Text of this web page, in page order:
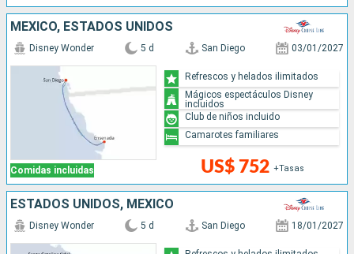
MÉXICO, ESTADOS UNIDOS
Comidas incluidas
Disney Wonder 5 d San Diego 03/01/2027
US$ 752 +Tasas
Refrescos y helados ilimitados
Mágicos espectáculos Disney
incluidos
Club de niños incluido
Camarotes familiares
ESTADOS UNIDOS, MÉXICO
Disney Wonder 5 d San Diego 18/01/2027